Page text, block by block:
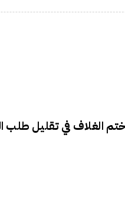
الغلاف في تقليل طلب